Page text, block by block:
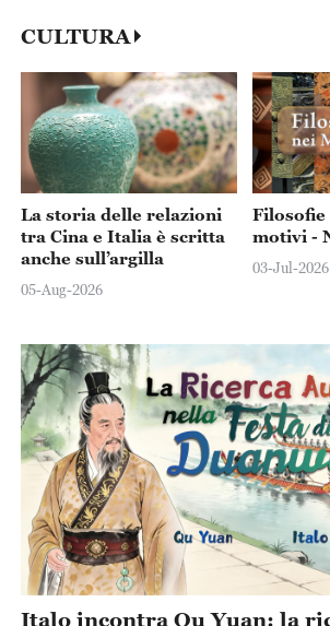
CULTURA
La storia delle relazioni
tra Cina e Italia è scritta
anche sull’argilla
05-Aug-2026
Filosofie
motivi -
03-Jul-2026
Italo incontra Qu Yuan: la